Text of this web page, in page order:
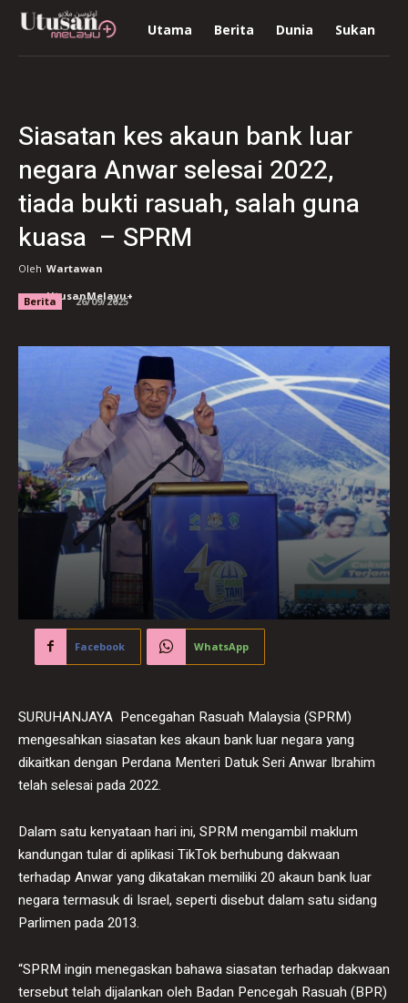
Utama Berita Dunia Sukan
Siasatan kes akaun bank luar
negara Anwar selesai 2022,
tiada bukti rasuah, salah guna
kuasa – SPRM
Oleh Wartawan
UtusanMelayu+
Berita 26/09/2025
Facebook WhatsApp
SURUHANJAYA Pencegahan Rasuah Malaysia (SPRM)
mengesahkan siasatan kes akaun bank luar negara yang
dikaitkan dengan Perdana Menteri Datuk Seri Anwar Ibrahim
telah selesai pada 2022.
Dalam satu kenyataan hari ini, SPRM mengambil maklum
kandungan tular di aplikasi TikTok berhubung dakwaan
terhadap Anwar yang dikatakan memiliki 20 akaun bank luar
negara termasuk di Israel, seperti disebut dalam satu sidang
Parlimen pada 2013.
“SPRM ingin menegaskan bahawa siasatan terhadap dakwaan
tersebut telah dijalankan oleh Badan Pencegah Rasuah (BPR)